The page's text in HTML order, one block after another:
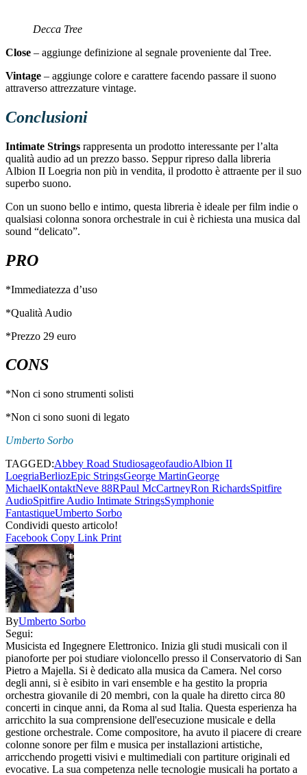
Decca Tree
Close – aggiunge definizione al segnale proveniente dal Tree.
Vintage – aggiunge colore e carattere facendo passare il suono
attraverso attrezzature vintage.
Conclusioni
Intimate Strings rappresenta un prodotto interessante per l’alta
qualità audio ad un prezzo basso. Seppur ripreso dalla libreria
Albion II Loegria non più in vendita, il prodotto è attraente per il suo
superbo suono.
Con un suono bello e intimo, questa libreria è ideale per film indie o
qualsiasi colonna sonora orchestrale in cui è richiesta una musica dal
sound “delicato”.
PRO
*Immediatezza d’uso
*Qualità Audio
*Prezzo 29 euro
CONS
*Non ci sono strumenti solisti
*Non ci sono suoni di legato
Umberto Sorbo
TAGGED:Abbey Road StudiosageofaudioAlbion II
LoegriaBerliozEpic StringsGeorge MartinGeorge
MichaelKontaktNeve 88RPaul McCartneyRon RichardsSpitfire
AudioSpitfire Audio Intimate StringsSymphonie
FantastiqueUmberto Sorbo
Condividi questo articolo!
Facebook Copy Link Print
ByUmberto Sorbo
Segui:
Musicista ed Ingegnere Elettronico. Inizia gli studi musicali con il
pianoforte per poi studiare violoncello presso il Conservatorio di San
Pietro a Majella. Si è dedicato alla musica da Camera. Nel corso
degli anni, si è esibito in vari ensemble e ha gestito la propria
orchestra giovanile di 20 membri, con la quale ha diretto circa 80
concerti in cinque anni, da Roma al sud Italia. Questa esperienza ha
arricchito la sua comprensione dell'esecuzione musicale e della
gestione orchestrale. Come compositore, ha avuto il piacere di creare
colonne sonore per film e musica per installazioni artistiche,
arricchendo progetti visivi e multimediali con partiture originali ed
evocative. La sua competenza nelle tecnologie musicali ha portato a